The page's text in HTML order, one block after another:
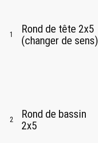
1
Rond de tête 2x5
(changer de sens)
2
Rond de bassin
2x5